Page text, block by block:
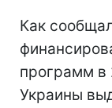
Как
программ в
Украины